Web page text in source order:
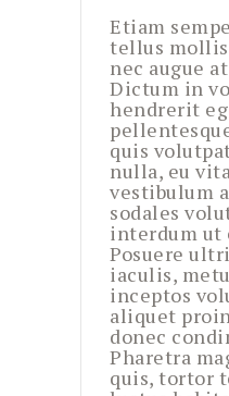
Etiam
tellus mollis
nec augue
Dictum in
hendrerit
quis
nulla, eu
vestibulum
sodales
interdum ut
Posuere
iaculis,
inceptos
aliquet
donec
Pharetra
quis, tortor